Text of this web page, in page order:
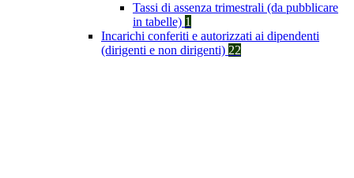
Tassi di assenza trimestrali (da pubblicare
in tabelle) 1
Incarichi conferiti e autorizzati ai dipendenti
(dirigenti e non dirigenti) 22